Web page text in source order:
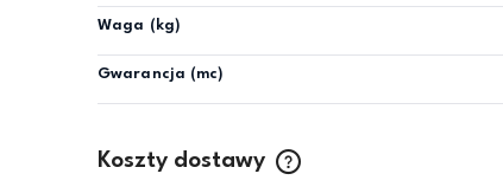
Waga (kg)
Gwarancja (mc)
Koszty dostawy